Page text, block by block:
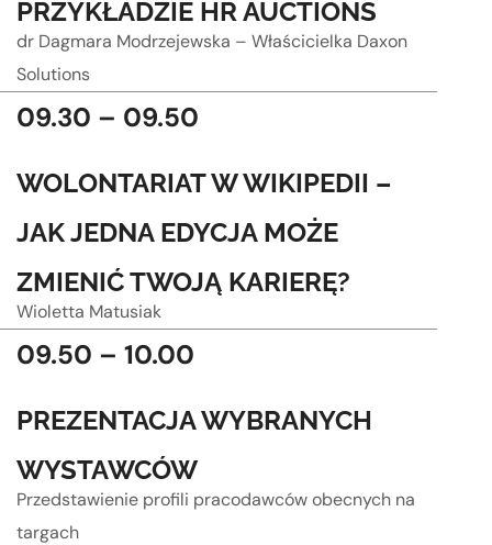
PRZYKŁADZIE HR AUCTIONS
dr Dagmara Modrzejewska – Właścicielka Daxon
Solutions
09.30 – 09.50
WOLONTARIAT W WIKIPEDII –
JAK JEDNA EDYCJA MOŻE
ZMIENIĆ TWOJĄ KARIERĘ?
Wioletta Matusiak
09.50 – 10.00
PREZENTACJA WYBRANYCH
WYSTAWCÓW
Przedstawienie profili pracodawców obecnych na
targach